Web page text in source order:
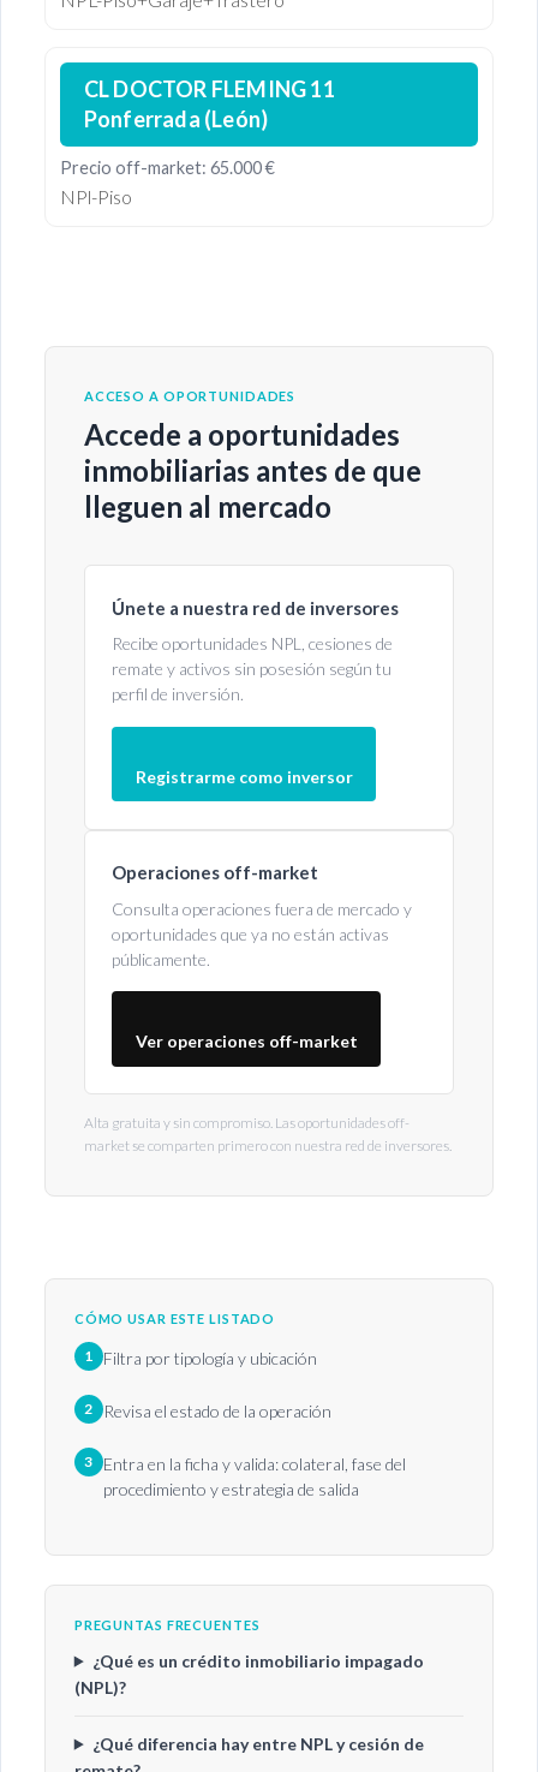
CL DOCTOR FLEMING 11
Ponferrada (León)
Precio off-market: 65.000 €
NPl-Piso
ACCESO A OPORTUNIDADES
Accede a oportunidades
inmobiliarias antes de que
lleguen al mercado
Únete a nuestra red de inversores
Recibe oportunidades NPL, cesiones de
remate y activos sin posesión según tu
perfil de inversión.
Registrarme como inversor
Operaciones off-market
Consulta operaciones fuera de mercado y
oportunidades que ya no están activas
públicamente.
Ver operaciones off-market
Alta gratuita y sin compromiso. Las oportunidades off-
market se comparten primero con nuestra red de inversores.
CÓMO USAR ESTE LISTADO
1 Filtra por tipología y ubicación
2 Revisa el estado de la operación
3 Entra en la ficha y valida: colateral, fase del
procedimiento y estrategia de salida
PREGUNTAS FRECUENTES
¿Qué es un crédito inmobiliario impagado
(NPL)?
¿Qué diferencia hay entre NPL y cesión de